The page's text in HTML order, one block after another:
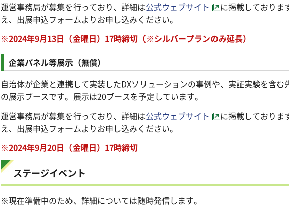
運営事務局が募集を行っており、詳細は公式ウェブサイト
に掲載しておりま
え、出展申込フォームよりお申し込みください。
※2024年9月13日（金曜日）17時締切（※シルバープランのみ延長）
企業パネル等展示（無償）
自治体が企業と連携して実装したDXソリューションの事例や、実証実験を含
の展示ブースです。展示は20ブースを予定しています。
運営事務局が募集を行っており、詳細は公式ウェブサイト
に掲載しておりま
え、出展申込フォームよりお申し込みください。
※2024年9月20日（金曜日）17時締切
ステージイベント
※現在準備中のため、詳細については随時発信します。